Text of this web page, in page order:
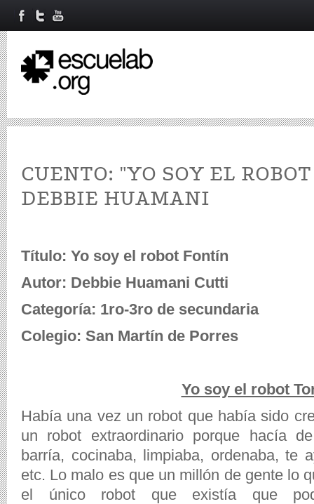
CUENTO: "YO SOY EL
DEBBIE HUAMANI
Título: Yo soy el robot Fontín
Autor: Debbie Huamani Cutti
Categoría: 1ro-3ro de secundaria
Colegio: San Martín de Porres
Yo soy el robot
Había una vez un robot que había sido
un robot extraordinario porque hacía
barría, cocinaba, limpiaba, ordenaba, te
etc. Lo malo es que un millón de gente lo
el único robot que existía que